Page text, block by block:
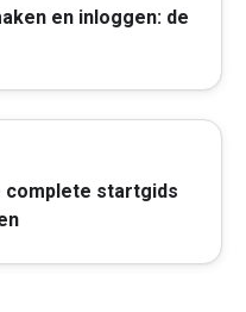
en inloggen: de
complete startgids